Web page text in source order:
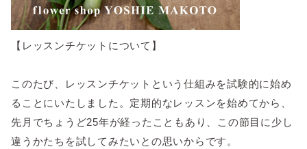
【レッスンチケットについて】
このたび、レッスンチケットという仕組みを試験的に始め
ることにいたしました。定期的なレッスンを始めてから、
先月でちょうど25年が経ったこともあり、この節目に少し
違うかたちを試してみたいとの思いからです。